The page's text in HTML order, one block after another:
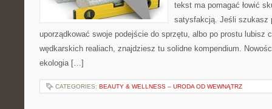
tekst ma pomagać łowić
satysfakcją. Jeśli szukasz
uporządkować swoje podejście do sprzętu, albo po prostu lubisz
wędkarskich realiach, znajdziesz tu solidne kompendium.
ekologia […]
CATEGORIES: BEAUTY & WELLNESS – URODA OD WEWNĄTRZ